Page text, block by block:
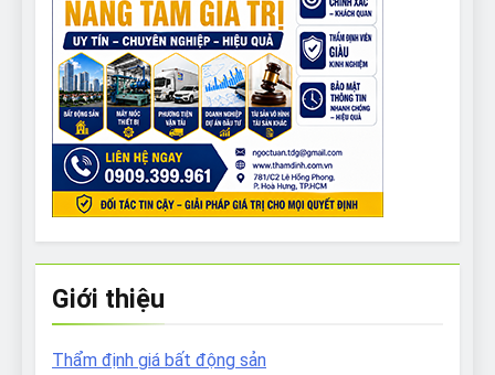
Giới thiệu
Thẩm định giá bất động sản